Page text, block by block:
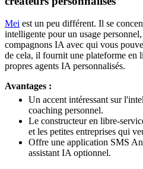
Mei est un peu différent. Il se
intelligente pour un usage
compagnons IA avec qui vous
de cela, il fournit une plateforme en
propres agents IA personnalisés.
Avantages :
Un accent intéressant sur
coaching personnel.
Le constructeur en libre-
et les petites entreprises qui
Offre une application SMS
assistant IA optionnel.